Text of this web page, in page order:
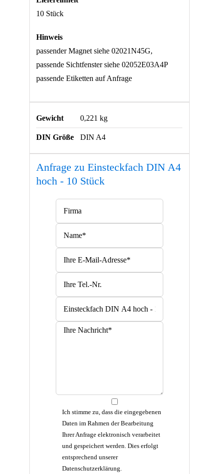
10 Stück
Hinweis
passender Magnet siehe 02021N45G,
passende Sichtfenster siehe 02052E03A4P
passende Etiketten auf Anfrage
Gewicht 0,221 kg
DIN Größe DIN A4
Anfrage zu Einsteckfach DIN A4
hoch - 10 Stück
Ich stimme zu, dass die eingegebenen
Daten im Rahmen der Bearbeitung
Ihrer Anfrage elektronisch verarbeitet
und gespeichert werden. Dies erfolgt
entsprechend unserer
Datenschutzerklärung.